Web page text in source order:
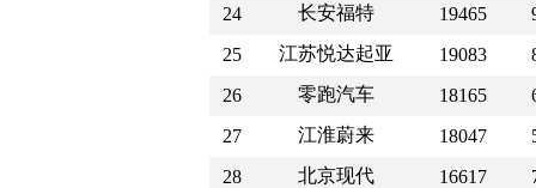
24
长安福特 19465
25
江苏悦达起亚 19083
26
零跑汽车 18165
27
江淮蔚来 18047
28
北京现代 16617